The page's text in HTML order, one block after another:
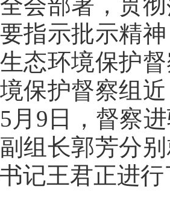
指示批示精
态环境保护
保护督察组
月9日，督察
组长郭芳分
记王君正进